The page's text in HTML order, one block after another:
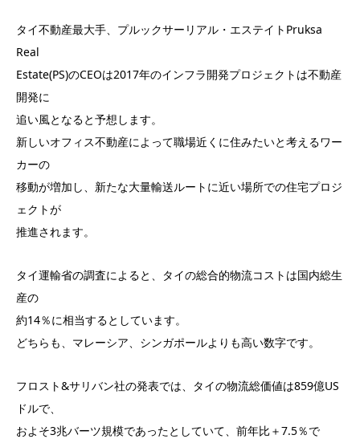
タイ不動産最大手、プルックサーリアル・エステイトPruksa
Real
Estate(PS)のCEOは2017年のインフラ開発プロジェクトは不動産
開発に
追い風となると予想します。
新しいオフィス不動産によって職場近くに住みたいと考えるワー
カーの
移動が増加し、新たな大量輸送ルートに近い場所での住宅プロジ
ェクトが
推進されます。
タイ運輸省の調査によると、タイの総合的物流コストは国内総生
産の
約14％に相当するとしています。
どちらも、マレーシア、シンガポールよりも高い数字です。
フロスト&サリバン社の発表では、タイの物流総価値は859億US
ドルで、
およそ3兆バーツ規模であったとしていて、前年比＋7.5％で